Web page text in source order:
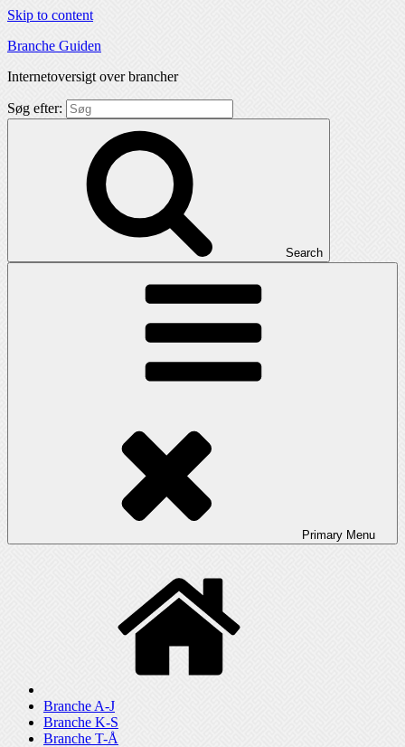
Skip to content
Branche Guiden
Internetoversigt over brancher
Søg efter:
Search
Primary Menu
Branche A-J
Branche K-S
Branche T-Å